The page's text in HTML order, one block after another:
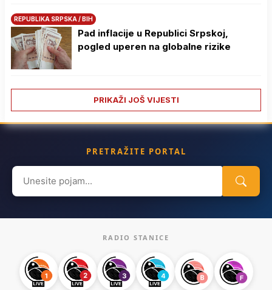
REPUBLIKA SRPSKA / BIH
Pad inflacije u Republici Srpskoj,
pogled uperen na globalne rizike
PRIKAŽI JOŠ VIJESTI
PRETRAŽITE PORTAL
Search
for:
RADIO STANICE